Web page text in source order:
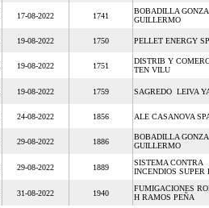
17-08-2022 1741
BOBADILLA
GUILLERMO
19-08-2022 1750 PELLET ENERGY
19-08-2022 1751
DISTRIB Y
TEN VILU
19-08-2022 1759 SAGREDO LEIVA
24-08-2022 1856 ALE CASANOVA
29-08-2022 1886
BOBADILLA
GUILLERMO
29-08-2022 1889
SISTEMA CONTRA
INCENDIOS SUPER
31-08-2022 1940
FUMIGACIONES
H RAMOS PEÑA